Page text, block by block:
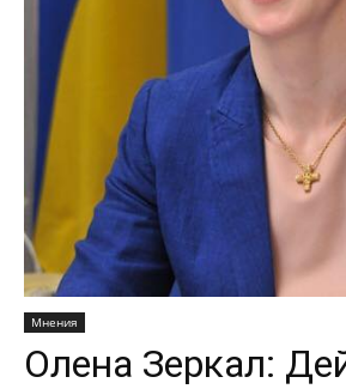
Мнения
Олена Зеркал: